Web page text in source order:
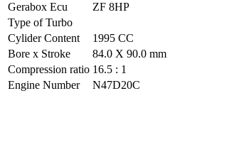
Gerabox Ecu
ZF 8HP
Type of Turbo
Cylider Content
1995 CC
Bore x Stroke
84.0 X 90.0 mm
Compression ratio 16.5 : 1
Engine Number
N47D20C